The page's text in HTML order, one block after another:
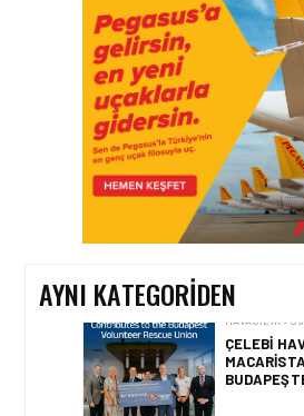
AYNI KATEGORIDEN
HITIT
BIRINCISI
HAVACILIK •
YAKIT
YÜZDE
KARŞI
ALINIYOR?
HAVACILIK •
ÇELEBI